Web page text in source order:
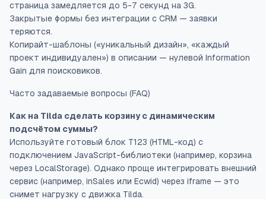
страница замедляется до 5-7 секунд на 3G.
Закрытые формы без интеграции с CRM — заявки
теряются.
Копирайт-шаблоны («уникальный дизайн», «каждый
проект индивидуален») в описании — нулевой Information
Gain для поисковиков.
Часто задаваемые вопросы (FAQ)
Как на Tilda сделать корзину с динамическим
подсчётом суммы?
Используйте готовый блок T123 (HTML-код) с
подключением JavaScript-библиотеки (например, корзина
через LocalStorage). Однако проще интегрировать внешний
сервис (например, inSales или Ecwid) через iframe — это
снимет нагрузку с движка Tilda.